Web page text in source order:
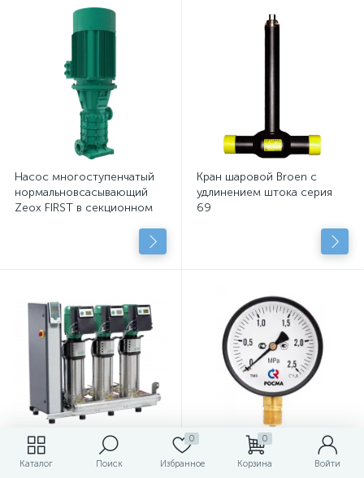
Каталог Поиск
0
Избранное
0
Корзина Войти
Насос многоступенчатый
нормальновсасывающий
Zeox FIRST в секционном
Кран шаровой Broen с
удлинением штока серия
69
Установка для
водоснабжения SiBoost
Манометры